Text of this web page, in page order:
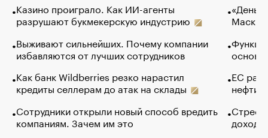
Казино проиграло. Как ИИ-агенты
разрушают букмекерскую индустрию
Выживают сильнейших. Почему компании
избавляются от лучших сотрудников
Как банк Wildberries резко нарастил
кредиты селлерам до атак на склады
Сотрудники открыли новый способ вредить
компаниям. Зачем им это
Маск в
основ
ЕС
нефти